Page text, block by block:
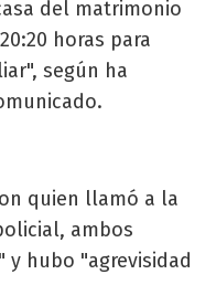
del matrimonio
horas para
según ha
quien llamó a la
ambos
hubo "agrevisidad